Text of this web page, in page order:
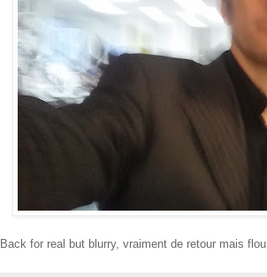
Back for real but blurry, vraiment de retour mais flou.